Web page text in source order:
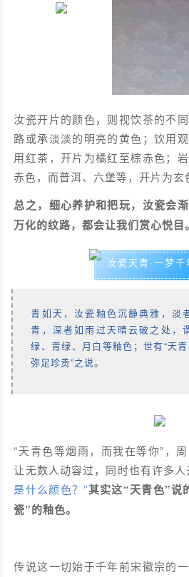
汝瓷开片的颜色，则视饮茶的不
路或承淡淡的明亮的黄色；饮用
用红茶，开片为橘红至棕赤色；
赤色，而普洱、六堡等，开片为玄
总之，细心养护和把玩，汝瓷会
万化的纹路，都会让我们赏心悦目。
汝瓷天青·一梦千
青如天，汝瓷釉色沉静典雅，淡
青，深者如雨过天晴云破之处，
绿、青绿、月白等釉色；世有“天
弥足珍贵”之说。
“天青色等烟雨，而我在等你”，
让无数人动容过，同时也有许多人
是什么颜色？”其实这“天青色”说
瓷”的釉色。
传说这一切始于千年前宋徽宗的